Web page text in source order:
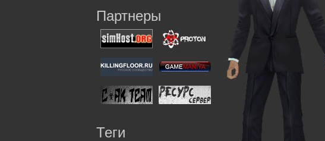
Партнеры
Теги